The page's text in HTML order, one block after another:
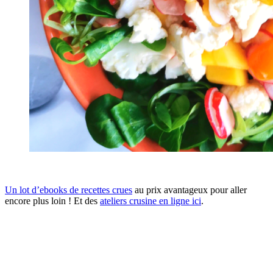
Un lot d’ebooks de recettes crues au prix avantageux pour aller
encore plus loin ! Et des ateliers crusine en ligne ici.